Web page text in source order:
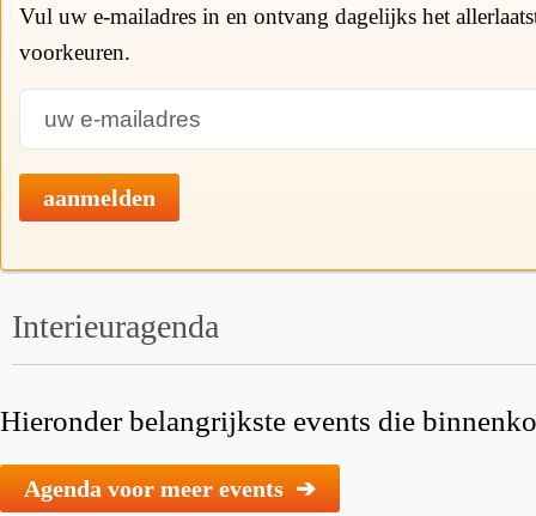
Vul uw e-mailadres in en ontvang dagelijks het
voorkeuren.
aanmelden
Interieuragenda
Hieronder belangrijkste events die
Agenda voor meer events ➔